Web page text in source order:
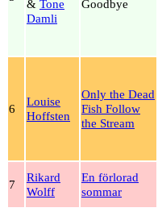
& Tone
Damli
Goodbye
6
Louise
Hoffsten
Only the Dead
Fish Follow
the Stream
7
Rikard
Wolff
En förlorad
sommar